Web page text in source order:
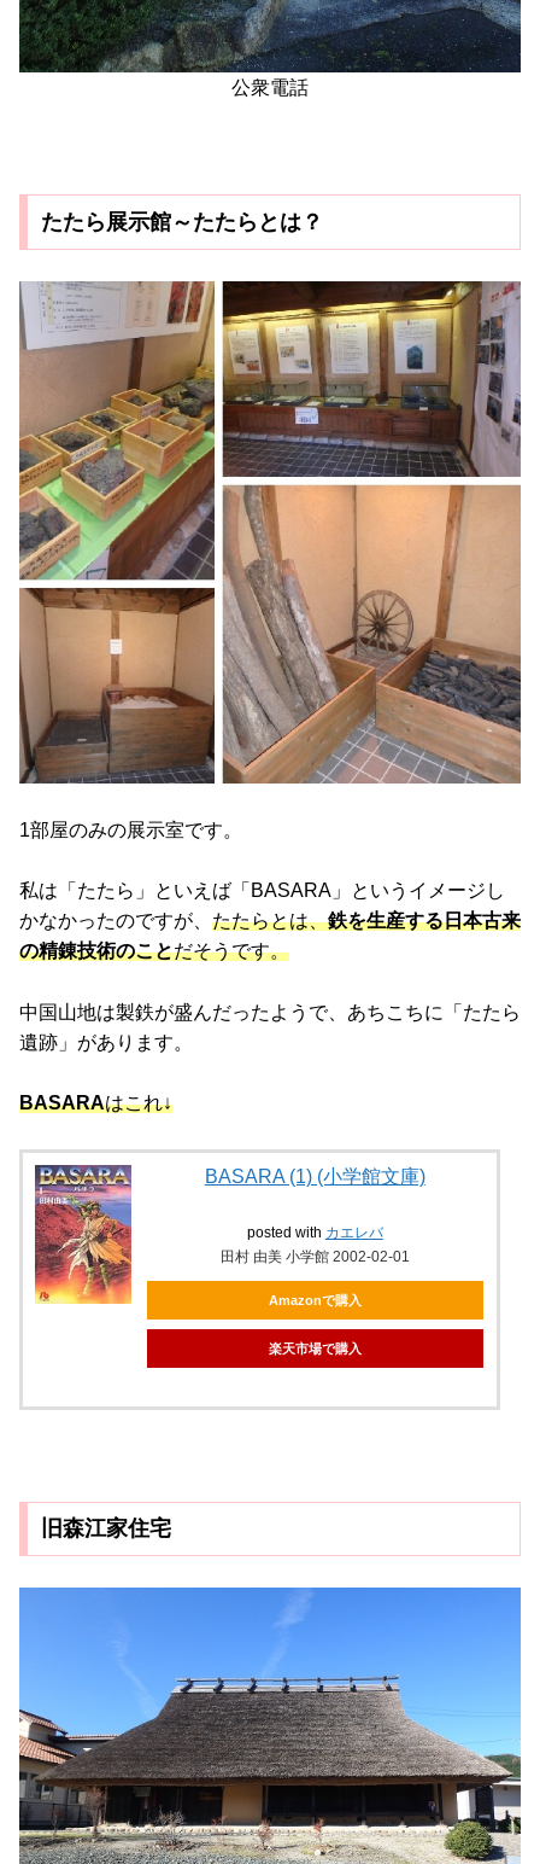
公衆電話
たたら展示館～たたらとは？
1部屋のみの展示室です。
私は「たたら」といえば「BASARA」というイメージし
かなかったのですが、 たたらとは、鉄を生産する日本古来
の精錬技術のことだそうです。
中国山地は製鉄が盛んだったようで、あちこちに「たたら
遺跡」があります。
BASARAはこれ↓
BASARA (1) (小学館文庫)
posted with カエレバ
田村 由美 小学館 2002-02-01
Amazonで購入
楽天市場で購入
旧森江家住宅